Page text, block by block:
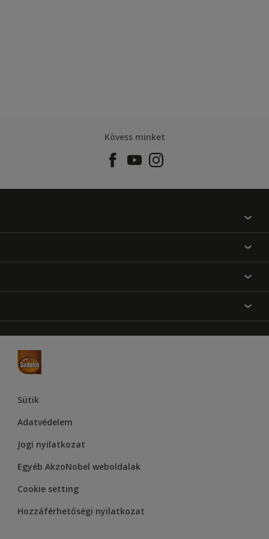
Kövess minket
Üzlet kereső
Inspiráció
Hozzáférhetőség
Dulux
Supralux
Sütik
Adatvédelem
Jogi nyilatkozat
Egyéb AkzoNobel weboldalak
Cookie setting
Hozzáférhetőségi nyilatkozat